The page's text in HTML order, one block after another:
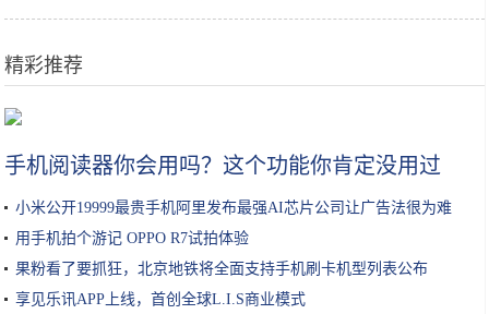
精彩推荐
手机阅读器你会用吗？这个功能你肯定没用过
小米公开19999最贵手机阿里发布最强AI芯片公司让广告法很为难
用手机拍个游记 OPPO R7试拍体验
果粉看了要抓狂，北京地铁将全面支持手机刷卡机型列表公布
享见乐讯APP上线，首创全球L.I.S商业模式